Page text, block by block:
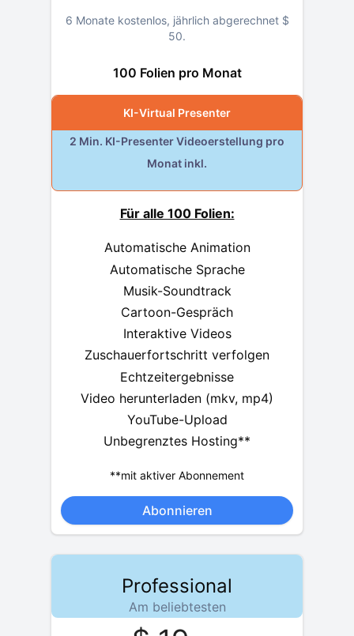
6 Monate kostenlos, jährlich abgerechnet $
50.
100 Folien pro Monat
KI-Virtual Presenter
2 Min. KI-Presenter Videoerstellung pro
Monat inkl.
Für alle 100 Folien:
Automatische Animation
Automatische Sprache
Musik-Soundtrack
Cartoon-Gespräch
Interaktive Videos
Zuschauerfortschritt verfolgen
Echtzeitergebnisse
Video herunterladen (mkv, mp4)
YouTube-Upload
Unbegrenztes Hosting**
**mit aktiver Abonnement
Abonnieren
Professional
Am beliebtesten